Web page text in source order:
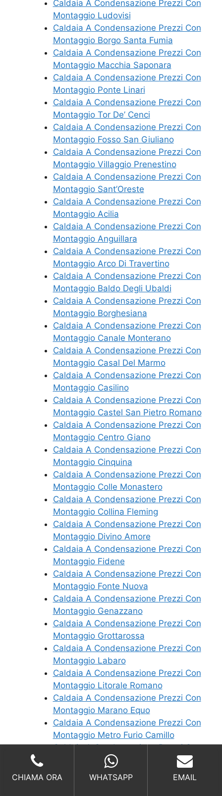
Caldaia A Condensazione Prezzi Con
Montaggio Ludovisi
Caldaia A Condensazione Prezzi Con
Montaggio Borgo Santa Fumia
Caldaia A Condensazione Prezzi Con
Montaggio Macchia Saponara
Caldaia A Condensazione Prezzi Con
Montaggio Ponte Linari
Caldaia A Condensazione Prezzi Con
Montaggio Tor De’ Cenci
Caldaia A Condensazione Prezzi Con
Montaggio Fosso San Giuliano
Caldaia A Condensazione Prezzi Con
Montaggio Villaggio Prenestino
Caldaia A Condensazione Prezzi Con
Montaggio Sant’Oreste
Caldaia A Condensazione Prezzi Con
Montaggio Acilia
Caldaia A Condensazione Prezzi Con
Montaggio Anguillara
Caldaia A Condensazione Prezzi Con
Montaggio Arco Di Travertino
Caldaia A Condensazione Prezzi Con
Montaggio Baldo Degli Ubaldi
Caldaia A Condensazione Prezzi Con
Montaggio Borghesiana
Caldaia A Condensazione Prezzi Con
Montaggio Canale Monterano
Caldaia A Condensazione Prezzi Con
Montaggio Casal Del Marmo
Caldaia A Condensazione Prezzi Con
Montaggio Casilino
Caldaia A Condensazione Prezzi Con
Montaggio Castel San Pietro Romano
Caldaia A Condensazione Prezzi Con
Montaggio Centro Giano
Caldaia A Condensazione Prezzi Con
Montaggio Cinquina
Caldaia A Condensazione Prezzi Con
Montaggio Colle Monastero
Caldaia A Condensazione Prezzi Con
Montaggio Collina Fleming
Caldaia A Condensazione Prezzi Con
Montaggio Divino Amore
Caldaia A Condensazione Prezzi Con
Montaggio Fidene
Caldaia A Condensazione Prezzi Con
Montaggio Fonte Nuova
Caldaia A Condensazione Prezzi Con
Montaggio Genazzano
Caldaia A Condensazione Prezzi Con
Montaggio Grottarossa
Caldaia A Condensazione Prezzi Con
Montaggio Labaro
Caldaia A Condensazione Prezzi Con
Montaggio Litorale Romano
Caldaia A Condensazione Prezzi Con
Montaggio Marano Equo
Caldaia A Condensazione Prezzi Con
Montaggio Metro Furio Camillo
Caldaia A Condensazione Prezzi Con
Montaggio Metro Cinecitta
Caldaia A Condensazione Prezzi Con
CHIAMA ORA WHATSAPP EMAIL